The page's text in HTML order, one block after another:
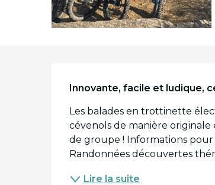
Description
Innovante, facile et ludique,
Les balades en trottinette
cévenols de manière originale
de groupe ! Informations pour
Randonnées découvertes
Lire la suite